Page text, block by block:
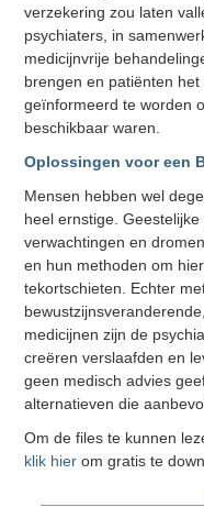
verzekering zou laten
psychiaters, in
medicijnvrije
brengen en patiënten
geïnformeerd te worden
beschikbaar waren.
Oplossingen voor een
Mensen hebben wel
heel ernstige.
verwachtingen en
en hun methoden om
tekortschieten. Echter
medicijnen zijn de
creëren verslaafden en
geen medisch advies
alternatieven die
Om de files te kunnen
klik hierom gratis te